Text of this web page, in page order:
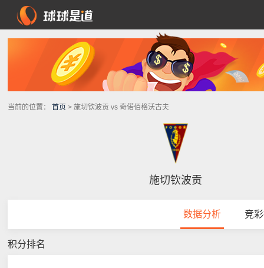
当前的位置： 首页 > 施切钦波贡 vs 奇偌佰格沃古夫
施切钦波贡
数据分析 竞
积分排名